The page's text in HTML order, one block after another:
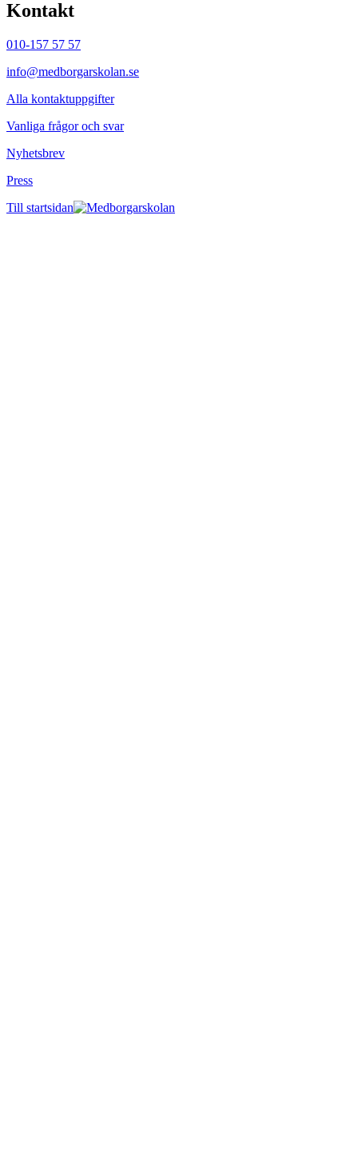
Kontakt
010-157 57 57
info@medborgarskolan.se
Alla kontaktuppgifter
Vanliga frågor och svar
Nyhetsbrev
Press
Till startsidan